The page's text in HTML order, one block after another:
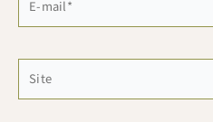
mail*